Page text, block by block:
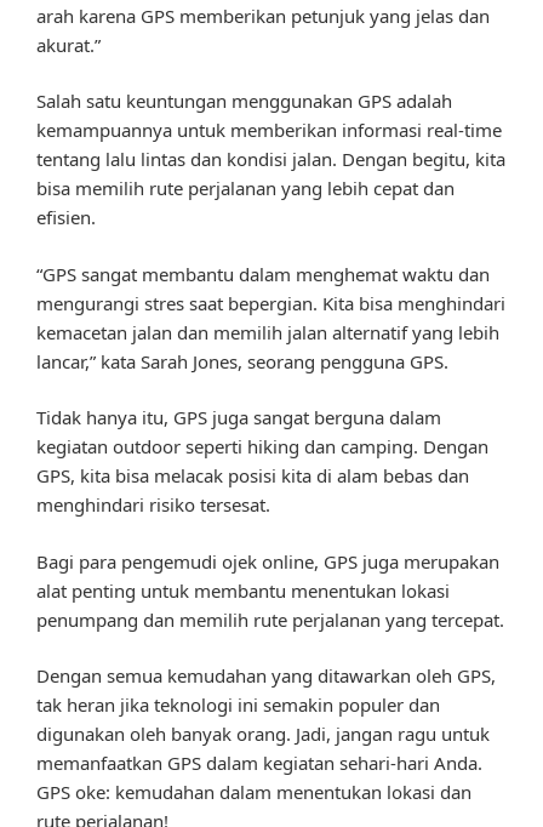
arah karena GPS memberikan petunjuk yang jelas dan
akurat.”
Salah satu keuntungan menggunakan GPS adalah
kemampuannya untuk memberikan informasi real-time
tentang lalu lintas dan kondisi jalan. Dengan begitu, kita
bisa memilih rute perjalanan yang lebih cepat dan
efisien.
“GPS sangat membantu dalam menghemat waktu dan
mengurangi stres saat bepergian. Kita bisa menghindari
kemacetan jalan dan memilih jalan alternatif yang lebih
lancar,” kata Sarah Jones, seorang pengguna GPS.
Tidak hanya itu, GPS juga sangat berguna dalam
kegiatan outdoor seperti hiking dan camping. Dengan
GPS, kita bisa melacak posisi kita di alam bebas dan
menghindari risiko tersesat.
Bagi para pengemudi ojek online, GPS juga merupakan
alat penting untuk membantu menentukan lokasi
penumpang dan memilih rute perjalanan yang tercepat.
Dengan semua kemudahan yang ditawarkan oleh GPS,
tak heran jika teknologi ini semakin populer dan
digunakan oleh banyak orang. Jadi, jangan ragu untuk
memanfaatkan GPS dalam kegiatan sehari-hari Anda.
GPS oke: kemudahan dalam menentukan lokasi dan
rute perjalanan!